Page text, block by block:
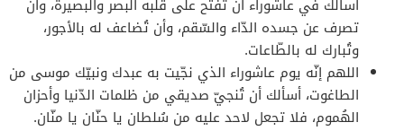
أسألك في عاشوراء أن تفتح على قلبه البصر والبصيرة، وأن
تصرف عن جسده الدّاء والسّقم، وأن تُضاعف له بالأجور،
وتُبارك له بالطّاعات.
اللهم إنّه يوم عاشوراء الذي نجّيت به عبدك ونبيّك موسى من
الطاغوت، أسألك أن تُنجيّ صديقي من ظلمات الدّنيا وأحزان
الهُموم، فلا تجعل لاحد عليه من سُلطان يا حنّان يا منّان.